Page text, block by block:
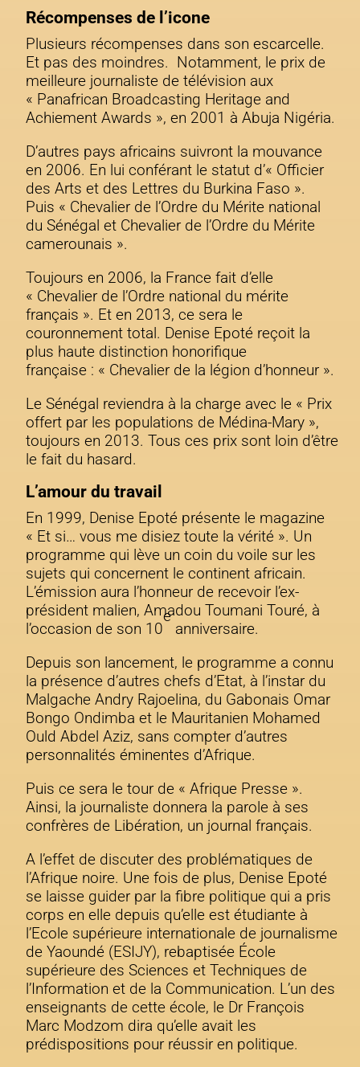
Récompenses de l’icone
Plusieurs récompenses dans son escarcelle.
Et pas des moindres. Notamment, le prix de
meilleure journaliste de télévision aux
« Panafrican Broadcasting Heritage and
Achiement Awards », en 2001 à Abuja Nigéria.
D’autres pays africains suivront la mouvance
en 2006. En lui conférant le statut d’« Officier
des Arts et des Lettres du Burkina Faso ».
Puis « Chevalier de l’Ordre du Mérite national
du Sénégal et Chevalier de l’Ordre du Mérite
camerounais ».
Toujours en 2006, la France fait d’elle
« Chevalier de l’Ordre national du mérite
français ». Et en 2013, ce sera le
couronnement total. Denise Epoté reçoit la
plus haute distinction honorifique
française : « Chevalier de la légion d’honneur ».
Le Sénégal reviendra à la charge avec le « Prix
offert par les populations de Médina-Mary »,
toujours en 2013. Tous ces prix sont loin d’être
le fait du hasard.
L’amour du travail
En 1999, Denise Epoté présente le magazine
« Et si… vous me disiez toute la vérité ». Un
programme qui lève un coin du voile sur les
sujets qui concernent le continent africain.
L’émission aura l’honneur de recevoir l’ex-
président malien, Amadou Toumani Touré, à
l’occasion de son 10
e
anniversaire.
Depuis son lancement, le programme a connu
la présence d’autres chefs d’Etat, à l’instar du
Malgache Andry Rajoelina, du Gabonais Omar
Bongo Ondimba et le Mauritanien Mohamed
Ould Abdel Aziz, sans compter d’autres
personnalités éminentes d’Afrique.
Puis ce sera le tour de « Afrique Presse ».
Ainsi, la journaliste donnera la parole à ses
confrères de Libération, un journal français.
A l’effet de discuter des problématiques de
l’Afrique noire. Une fois de plus, Denise Epoté
se laisse guider par la fibre politique qui a pris
corps en elle depuis qu’elle est étudiante à
l’Ecole supérieure internationale de journalisme
de Yaoundé (ESIJY), rebaptisée École
supérieure des Sciences et Techniques de
l’Information et de la Communication. L’un des
enseignants de cette école, le Dr François
Marc Modzom dira qu’elle avait les
prédispositions pour réussir en politique.